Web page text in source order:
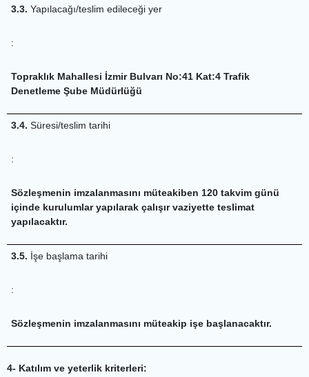
3.3. Yapılacağı/teslim edileceği yer
:
Topraklık Mahallesi İzmir Bulvarı No:41 Kat:4 Trafik
Denetleme Şube Müdürlüğü
3.4. Süresi/teslim tarihi
:
Sözleşmenin imzalanmasını müteakiben 120 takvim günü
içinde kurulumlar yapılarak çalışır vaziyette teslimat
yapılacaktır.
3.5. İşe başlama tarihi
:
Sözleşmenin imzalanmasını müteakip işe başlanacaktır.
4- Katılım ve yeterlik kriterleri: